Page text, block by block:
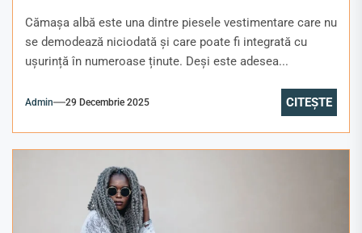
Cămașa albă este una dintre piesele vestimentare care nu
se demodează niciodată și care poate fi integrată cu
ușurință în numeroase ținute. Deși este adesea...
Admin 29 Decembrie 2025 CITEȘTE